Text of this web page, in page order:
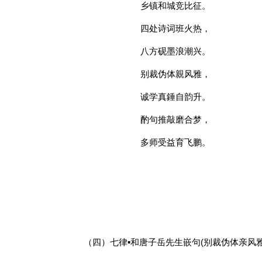
乡镇和城竞比征。
四处诗词班火热，
八方砚墨浪潮兴。
别裁伪体親风雅，
诚学真錘自韵升。
酌句推敲磨合梦，
多师受益育飞鹏。
（四）七律▪和唐子岳先生嵌句(别裁伪体亲风